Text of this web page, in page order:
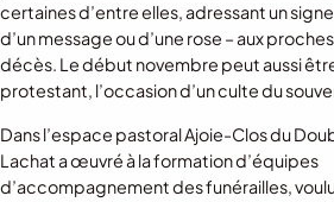
certaines d’entre elles, adressant un
d’un message ou d’une rose – aux
décès. Le début novembre peut aussi
protestant, l’occasion d’un culte du
Dans l’espace pastoral Ajoie-Clos du
Lachat a œuvré à la formation d’équipes
d’accompagnement des funérailles,